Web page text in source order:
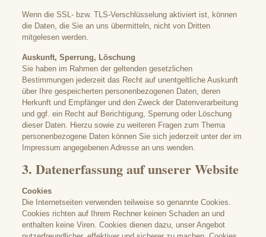
Wenn die SSL- bzw. TLS-Verschlüsselung aktiviert ist, können
die Daten, die Sie an uns übermitteln, nicht von Dritten
mitgelesen werden.
Auskunft, Sperrung, Löschung
Sie haben im Rahmen der geltenden gesetzlichen
Bestimmungen jederzeit das Recht auf unentgeltliche Auskunft
über Ihre gespeicherten personenbezogenen Daten, deren
Herkunft und Empfänger und den Zweck der Datenverarbeitung
und ggf. ein Recht auf Berichtigung, Sperrung oder Löschung
dieser Daten. Hierzu sowie zu weiteren Fragen zum Thema
personenbezogene Daten können Sie sich jederzeit unter der im
Impressum angegebenen Adresse an uns wenden.
3. Datenerfassung auf unserer Website
Cookies
Die Internetseiten verwenden teilweise so genannte Cookies.
Cookies richten auf Ihrem Rechner keinen Schaden an und
enthalten keine Viren. Cookies dienen dazu, unser Angebot